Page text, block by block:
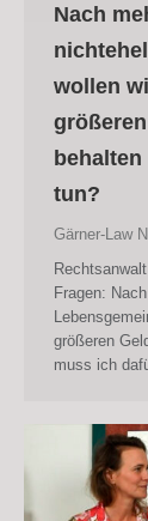
Nach
wollen
tun?
Gärner-Law
Fragen:
größeren
muss ich